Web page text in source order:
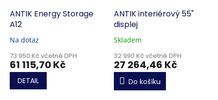
ANTIK Energy Storage
A12
Na dotaz
73 950 Kč včetně DPH
61 115,70 Kč
DETAIL
ANTIK interiérový 55"
displej
Skladem
32 990 Kč včetně DPH
27 264,46 Kč
Do košíku